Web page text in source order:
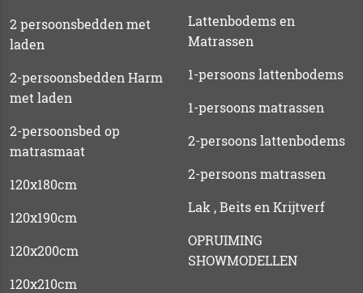
2 persoonsbedden met
laden
2-persoonsbedden Harm
met laden
2-persoonsbed op
matrasmaat
120x180cm
120x190cm
120x200cm
120x210cm
Lattenbodems en
Matrassen
1-persoons lattenbodems
1-persoons matrassen
2-persoons lattenbodems
2-persoons matrassen
Lak , Beits en Krijtverf
OPRUIMING
SHOWMODELLEN